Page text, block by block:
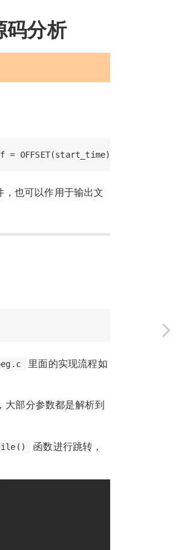
分析
也可以作用于输出文
里面的实现流程如
大部分参数都是解析到
函数进行跳转，